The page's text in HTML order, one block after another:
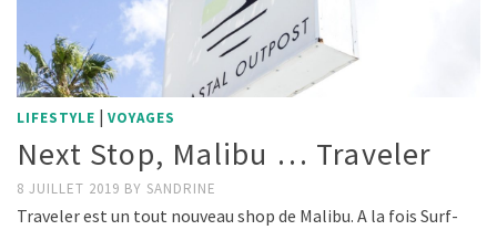
LIFESTYLE | VOYAGES
Next Stop, Malibu … Traveler
8 JUILLET 2019 BY SANDRINE
Traveler est un tout nouveau shop de Malibu. A la fois Surf-